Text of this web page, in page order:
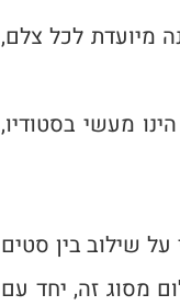
מיועדת לכל צלם,
הינו מעשי בסטודיו,
שילוב בין סטים
מסוג זה, יחד עם